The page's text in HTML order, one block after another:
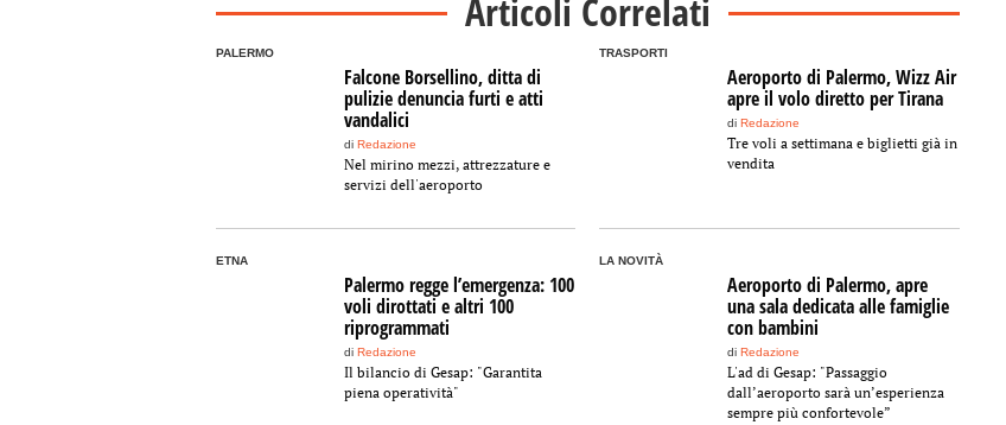
Articoli Correlati
PALERMO
Falcone Borsellino, ditta di
pulizie denuncia furti e atti
vandalici
di Redazione
Nel mirino mezzi, attrezzature e
servizi dell'aeroporto
TRASPORTI
Aeroporto di Palermo, Wizz Air
apre il volo diretto per Tirana
diRedazione
Tre voli a settimana e biglietti già in
vendita
ETNA
Palermo regge l’emergenza: 100
voli dirottati e altri 100
riprogrammati
di Redazione
Il bilancio di Gesap: "Garantita
piena operatività"
LA NOVITÀ
Aeroporto di Palermo, apre
una sala dedicata alle famiglie
con bambini
diRedazione
L'ad di Gesap: "Passaggio
dall’aeroporto sarà un’esperienza
sempre più confortevole”